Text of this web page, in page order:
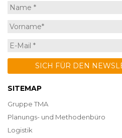
SITEMAP
Gruppe TMA
Planungs- und Methodenbüro
Logistik